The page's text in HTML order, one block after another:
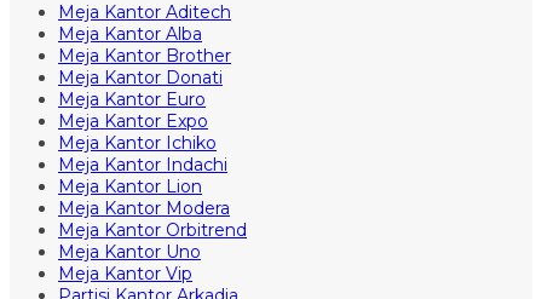
Meja Kantor Aditech
Meja Kantor Alba
Meja Kantor Brother
Meja Kantor Donati
Meja Kantor Euro
Meja Kantor Expo
Meja Kantor Ichiko
Meja Kantor Indachi
Meja Kantor Lion
Meja Kantor Modera
Meja Kantor Orbitrend
Meja Kantor Uno
Meja Kantor Vip